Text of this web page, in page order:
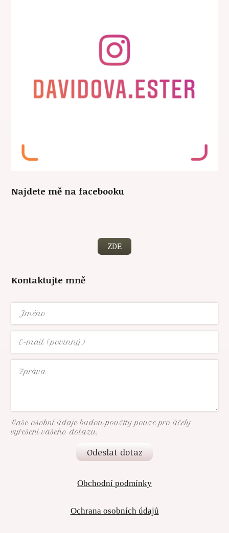
Najdete mě na facebooku
ZDE
Kontaktujte mně
Vaše osobní údaje budou použity pouze pro účely
vyřešení vašeho dotazu.
Odeslat dotaz
Obchodní podmínky
Ochrana osobních údajů